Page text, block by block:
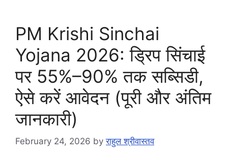
PM Krishi Sinchai
Yojana 2026: ड्रिप सिंचाई
पर 55%–90% तक सब्सिडी,
ऐसे करें आवेदन (पूरी और अंतिम
जानकारी)
February 24, 2026 byराहुल श्रीवास्तव